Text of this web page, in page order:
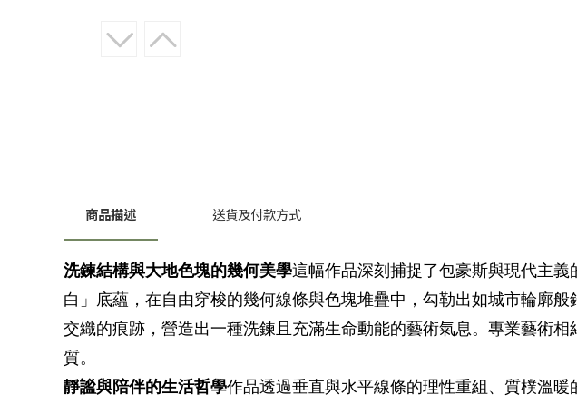
商品描述 送貨及付款方式
洗鍊結構與大地色塊的幾何美學這幅作品深刻捕捉了包豪斯與現代主
白」底蘊，在自由穿梭的幾何線條與色塊堆疊中，勾勒出如城市輪廓
交織的痕跡，營造出一種洗鍊且充滿生命動能的藝術氣息。專業藝術
質。
靜謐與陪伴的生活哲學作品透過垂直與水平線條的理性重組、質樸溫